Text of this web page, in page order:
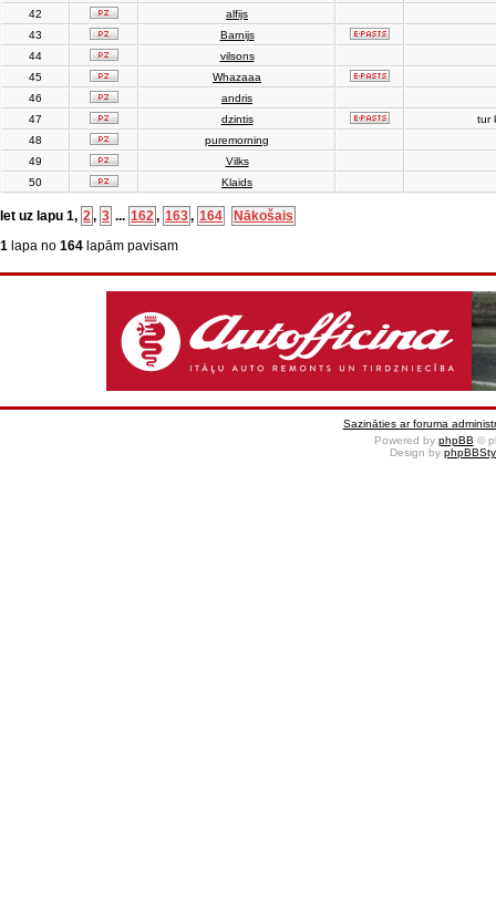
42
alfijs
43
Barnijs
44
vilsons
45
Whazaaa
46
andris
47
dzintis
tur
48
puremorning
49
Vilks
50
Klaids
Iet uz lapu 1, 2, 3 ... 162, 163, 164
Nākošais
1 lapa no 164 lapām pavisam
Sazināties ar foruma
Powered by phpBB ©
Design by